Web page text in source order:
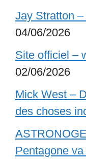
Jay Stratton
04/06/2026
Site officiel –
02/06/2026
Mick West –
des choses
Pentagone